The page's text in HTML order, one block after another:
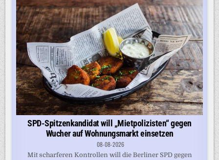
SPD-Spitzenkandidat will „Mietpolizisten“ gegen
Wucher auf Wohnungsmarkt einsetzen
08-08-2026
Mit scharferen Kontrollen will die Berliner SPD gegen